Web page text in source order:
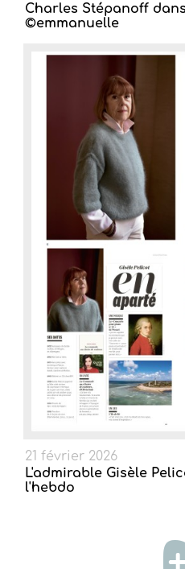
Charles Stépanoff
©emmanuelle
21 février 2026
L'admirable Gisèle
l'hebdo